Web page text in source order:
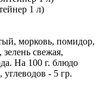
1 л)
морковь, помидор,
свежая,
На 100 г. блюдо
- 5 гр.